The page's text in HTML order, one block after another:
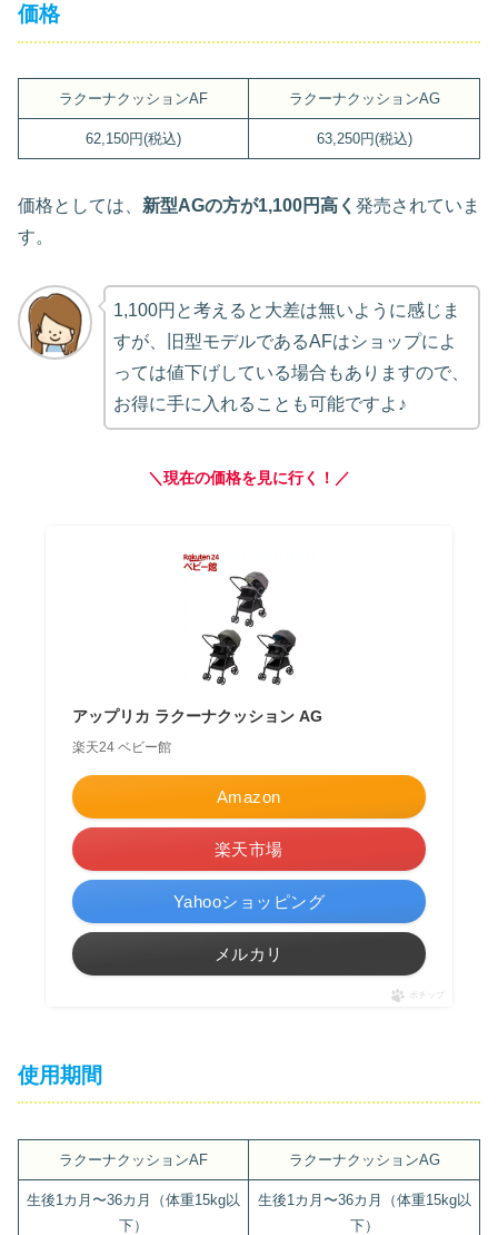
価格
ラクーナクッションAF ラクーナクッションAG
62,150円(税込) 63,250円(税込)
価格としては、 新型AGの方が1,100円高く 発売されていま
す。
1,100円と考えると大差は無いように感じま
すが、旧型モデルであるAFはショップによ
っては値下げしている場合もありますので、
お得に手に入れることも可能ですよ♪
＼現在の価格を見に行く！／
アップリカ ラクーナクッション AG
楽天24 ベビー館
Amazon
楽天市場
Yahooショッピング
メルカリ
ポチップ
使用期間
ラクーナクッションAF ラクーナクッションAG
生後1カ月〜36カ月（体重15kg以
下）
生後1カ月〜36カ月（体重15kg以
下）